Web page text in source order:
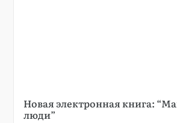
Новая электронная книга:
люди”